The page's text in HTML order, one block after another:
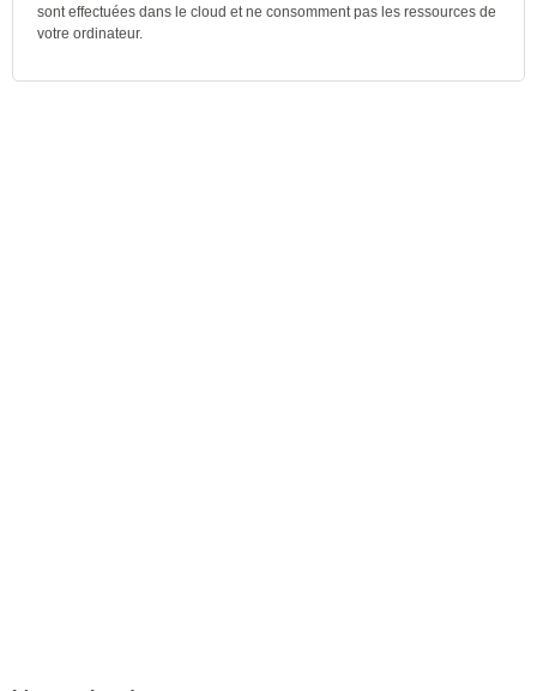
sont effectuées dans le cloud et ne consomment pas les ressources de
votre ordinateur.